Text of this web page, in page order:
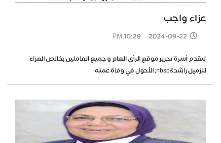
عزاء واجب
2024-09-22 10:29 PM
تتقدم أسرة تحرير موقع الرأي العام و جميع العاملين بخالص العزاء
للزميل راشد&nbsp; الأحول في وفاة عمته